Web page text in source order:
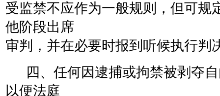
受监禁不应作为一般规则，但可规
他阶段出席
审判，并在必要时报到听候执行判
四、任何因逮捕或拘禁被剥夺自
以便法庭